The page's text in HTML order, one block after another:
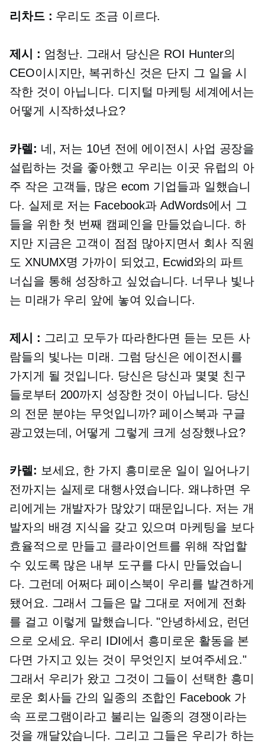
리차드 : 우리도 조금 이르다.
제시 : 엄청난. 그래서 당신은 ROI Hunter의
CEO이시지만, 복귀하신 것은 단지 그 일을 시
작한 것이 아닙니다. 디지털 마케팅 세계에서는
어떻게 시작하셨나요?
카렐: 네, 저는 10년 전에 에이전시 사업 공장을
설립하는 것을 좋아했고 우리는 이곳 유럽의 아
주 작은 고객들, 많은 ecom 기업들과 일했습니
다. 실제로 저는 Facebook과 AdWords에서 그
들을 위한 첫 번째 캠페인을 만들었습니다. 하
지만 지금은 고객이 점점 많아지면서 회사 직원
도 XNUMX명 가까이 되었고, Ecwid와의 파트
너십을 통해 성장하고 싶었습니다. 너무나 빛나
는 미래가 우리 앞에 놓여 있습니다.
제시 : 그리고 모두가 따라한다면 듣는 모든 사
람들의 빛나는 미래. 그럼 당신은 에이전시를
가지게 될 것입니다. 당신은 당신과 몇몇 친구
들로부터 200까지 성장한 것이 아닙니다. 당신
의 전문 분야는 무엇입니까? 페이스북과 구글
광고였는데, 어떻게 그렇게 크게 성장했나요?
카렐: 보세요, 한 가지 흥미로운 일이 일어나기
전까지는 실제로 대행사였습니다. 왜냐하면 우
리에게는 개발자가 많았기 때문입니다. 저는 개
발자의 배경 지식을 갖고 있으며 마케팅을 보다
효율적으로 만들고 클라이언트를 위해 작업할
수 있도록 많은 내부 도구를 다시 만들었습니
다. 그런데 어쩌다 페이스북이 우리를 발견하게
됐어요. 그래서 그들은 말 그대로 저에게 전화
를 걸고 이렇게 말했습니다. "안녕하세요, 런던
으로 오세요. 우리 IDI에서 흥미로운 활동을 본
다면 가지고 있는 것이 무엇인지 보여주세요."
그래서 우리가 왔고 그것이 그들이 선택한 흥미
로운 회사들 간의 일종의 조합인 Facebook 가
속 프로그램이라고 불리는 일종의 경쟁이라는
것을 깨달았습니다. 그리고 그들은 우리가 하는